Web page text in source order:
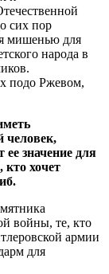
сих пор
мишенью для
народа в
подо Ржевом,
человек,
значение для
хочет
войны, те, кто
армии
для